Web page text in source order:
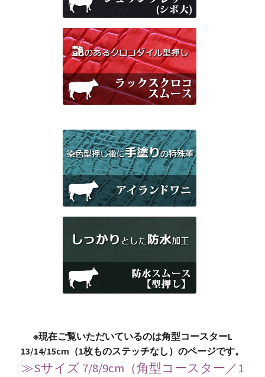
※現在ご覧いただいているのは角型コースターL
13/14/15cm（1枚ものステッチなし）のページです。
≫Sサイズ 7/8/9cm（角型コースター／1